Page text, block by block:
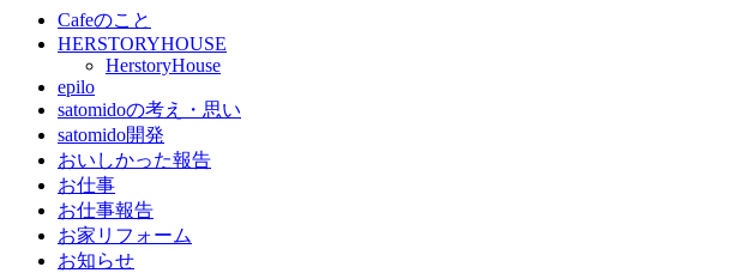
Cafeのこと
HERSTORYHOUSE
HerstoryHouse
epilo
satomidoの考え・思い
satomido開発
おいしかった報告
お仕事
お仕事報告
お家リフォーム
お知らせ